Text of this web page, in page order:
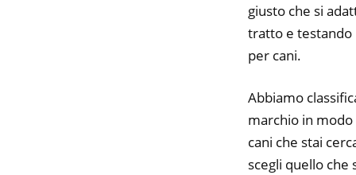
giusto che si
tratto e testando
per cani.
Abbiamo
marchio in
cani che stai
scegli quello che